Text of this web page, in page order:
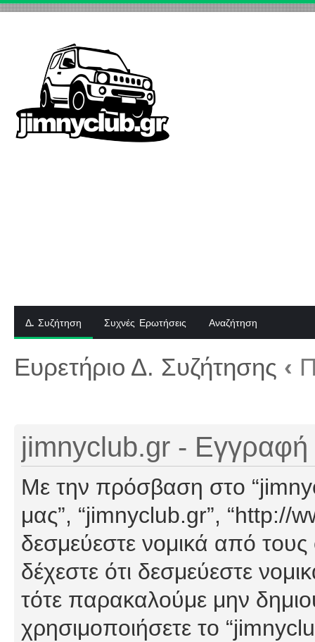
Δ. Συζήτηση Συχνές Ερωτήσεις Αναζήτηση
Ευρετήριο Δ. Συζήτησης ‹
jimnyclub.gr - Εγγραφή
Με την πρόσβαση στο
μας”, “jimnyclub.gr”, “http://
δεσμεύεστε νομικά από
δέχεστε ότι δεσμεύεστε
τότε παρακαλούμε μην
χρησιμοποιήσετε το